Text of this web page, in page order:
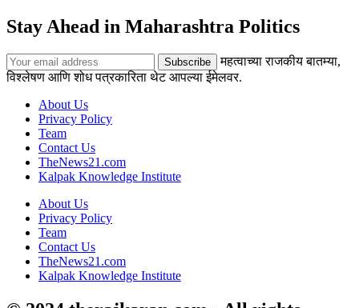
Stay Ahead in Maharashtra Politics
महत्वाच्या राजकीय बातम्या,
विश्लेषण आणि शोध पत्रकारिता थेट आपल्या ईमेलवर.
About Us
Privacy Policy
Team
Contact Us
TheNews21.com
Kalpak Knowledge Institute
About Us
Privacy Policy
Team
Contact Us
TheNews21.com
Kalpak Knowledge Institute